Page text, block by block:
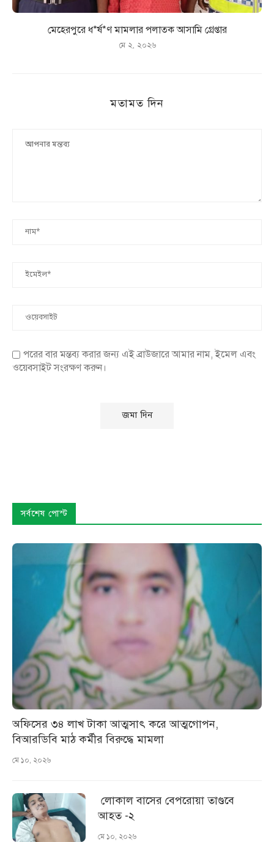
মেহেরপুরে ধ*র্ষ*ণ মামলার পলাতক আসামি গ্রেপ্তার
মে ২, ২০২৬
মতামত দিন
পরের বার মন্তব্য করার জন্য এই ব্রাউজারে আমার নাম, ইমেল এবং
ওয়েবসাইট সংরক্ষণ করুন।
সর্বশেষ পোস্ট
অফিসের ৩৪ লাখ টাকা আত্মসাৎ করে আত্মগোপন,
বিআরডিবি মাঠ কর্মীর বিরুদ্ধে মামলা
মে ১০, ২০২৬
লোকাল বাসের বেপরোয়া তাণ্ডবে
আহত -২
মে ১০, ২০২৬